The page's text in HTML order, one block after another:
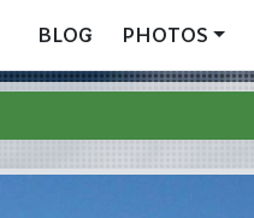
BLOG PHOTOS